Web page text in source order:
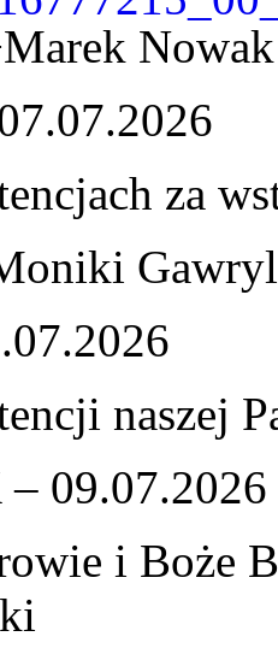
za
naszej
09.07.2026
i Boże